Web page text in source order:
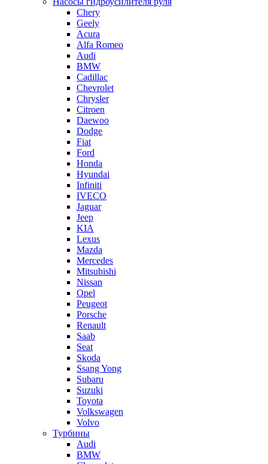
Chery
Geely
Acura
Alfa Romeo
Audi
BMW
Cadillac
Chevrolet
Chrysler
Citroen
Daewoo
Dodge
Fiat
Ford
Honda
Hyundai
Infiniti
IVECO
Jaguar
Jeep
KIA
Lexus
Mazda
Mercedes
Mitsubishi
Nissan
Opel
Peugeot
Porsche
Renault
Saab
Seat
Skoda
Ssang Yong
Subaru
Suzuki
Toyota
Volkswagen
Volvo
Турбины
Audi
BMW